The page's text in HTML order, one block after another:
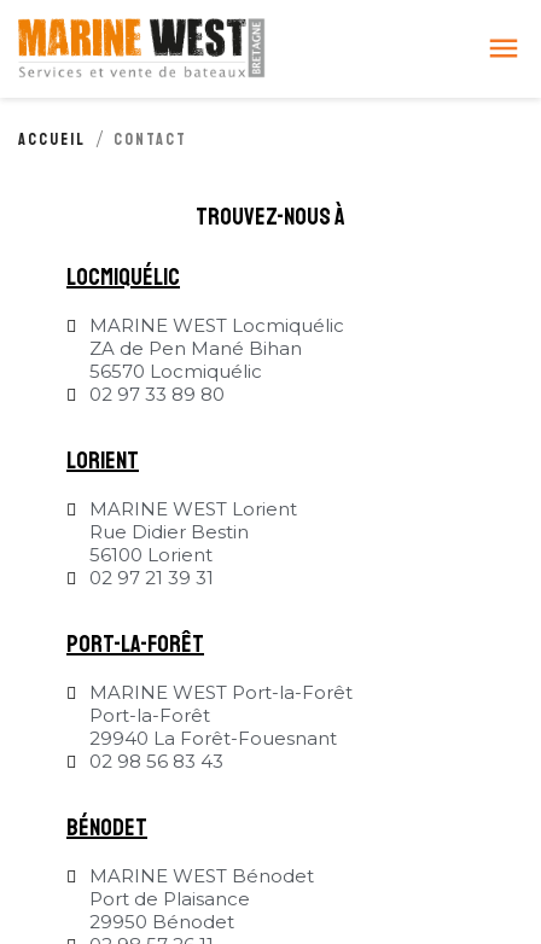

Accueil Contact
trouvez-nous à
locmiquélic
MARINE WEST Locmiquélic
ZA de Pen Mané Bihan
56570 Locmiquélic
02 97 33 89 80
Lorient
MARINE WEST Lorient
Rue Didier Bestin
56100 Lorient
02 97 21 39 31
Port-la-Forêt
MARINE WEST Port-la-Forêt
Port-la-Forêt
29940 La Forêt-Fouesnant
02 98 56 83 43
Bénodet
MARINE WEST Bénodet
Port de Plaisance
29950 Bénodet